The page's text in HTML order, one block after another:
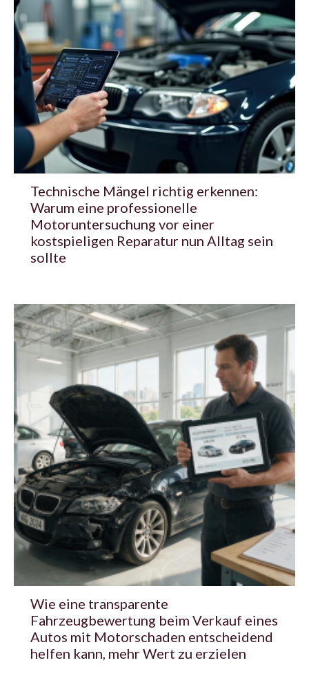
Technische Mängel richtig erkennen:
Warum eine professionelle
Motoruntersuchung vor einer
kostspieligen Reparatur nun Alltag sein
sollte
Wie eine transparente
Fahrzeugbewertung beim Verkauf eines
Autos mit Motorschaden entscheidend
helfen kann, mehr Wert zu erzielen